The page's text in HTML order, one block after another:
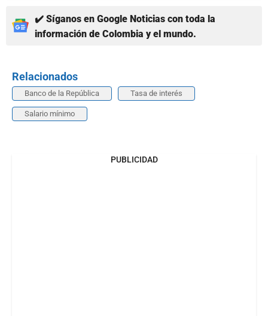
✔️ Síganos en Google Noticias con toda la
información de Colombia y el mundo.
Relacionados
Banco de la República Tasa de interés
Salario mínimo
PUBLICIDAD